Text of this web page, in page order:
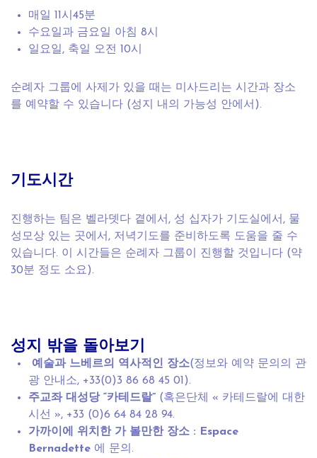
매일 11시45분
수요일과 금요일 아침 8시
일요일, 축일 오전 10시
순례자 그룹에 사제가 있을 때는 미사드리는 시간과 장소
를 예약할 수 있습니다 (성지 내의 가능성 안에서).
기도시간
진행하는 팀은 벨라뎃다 곁에서, 성 십자가 기도실에서, 물
성모상 있는 곳에서, 저녁기도를 준비하도록 도움을 줄 수
있습니다. 이 시간들은 순례자 그룹이 진행할 것입니다 (약
30분 정도 소요).
성지 밖을 돌아보기
예술과 느베르의 역사적인 장소(정보와 예약 문의의 관
광 안내소, +33(0)3 86 68 45 01).
주교좌 대성당 “카테드랄” (혹은단체 « 카테드랄에 대한
시선 », +33 (0)6 64 84 28 94.
가까이에
위치한 가 볼만한 장소 : Espace
Bernadette 에 문의.